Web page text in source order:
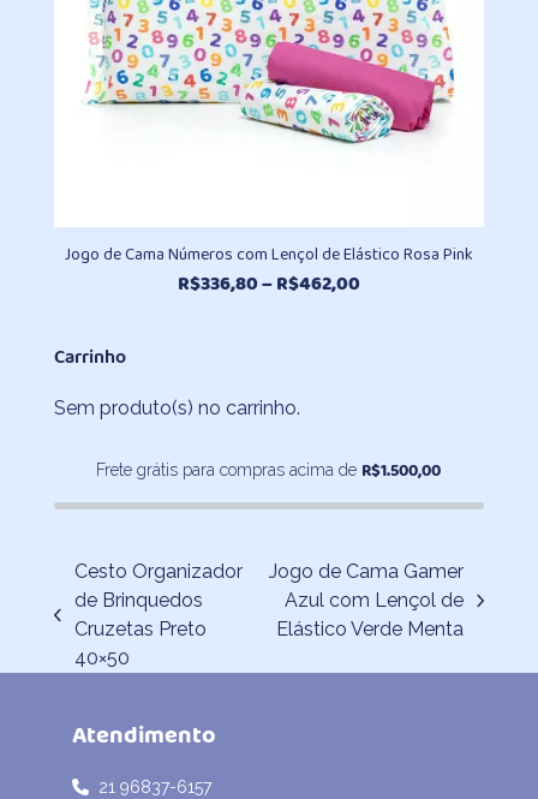
Jogo de Cama Números com Lençol de Elástico Rosa Pink
R$336,80–R$462,00Faixa
Carrinho
Sem produto(s) no carrinho.
Frete grátis para compras acima de R$1.500,00
previous
post:
Cesto Organizador
de Brinquedos
Cruzetas Preto
40×50
next
post:
Jogo de Cama Gamer
Azul com Lençol de
Elástico Verde Menta
Atendimento
21 96837-6157